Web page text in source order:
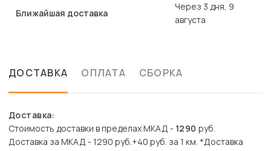
Ближайшая доставка
Через 3 дня, 9
августа
ДОСТАВКА ОПЛАТА СБОРКА
Доставка:
Стоимость доставки в пределах МКАД - 1290 руб.
Доставка за МКАД - 1290 руб.+40 руб. за 1 км. *Доставка